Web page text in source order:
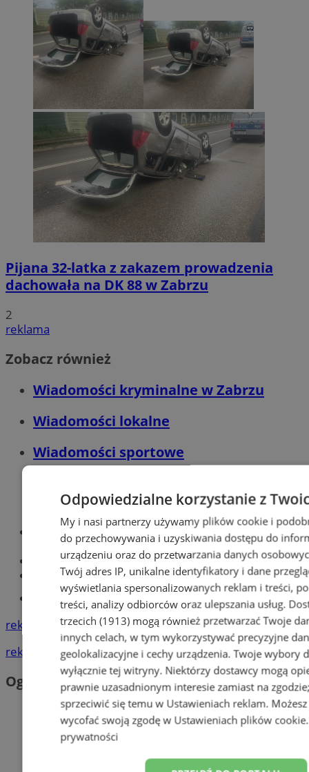
Pijana 32-latka z zakazem prowadzenia
dachowała na DK 88 w Zabrzu
2
reklama
Zobacz również
Wiadomości kryminalne w Zabrzu
Wiadomości lokalne
Wiadomości sportowe
Optyk, okulista
Zabrze
Największy sklep z częściami online!
Książeczka sanepidowska
Tworzenie stron www -Zabrze
reklama
reklama
Ogłoszenia
Odpowiedzialne korzystanie z
My i nasi partnerzy używamy plików cookie i
do przechowywania i uzyskiwania dostępu do
urządzeniu oraz do przetwarzania danych
Twój adres IP, unikalne identyfikatory i dane
wyświetlania spersonalizowanych reklam i treści,
treści, analizy odbiorców oraz ulepszania usług.
trzecich (1913) mogą również przetwarzać Twoje
innych celach, w tym wykorzystywać precyzyjne
geolokalizacyjne i cechy urządzenia. Twoje wybory
wyłącznie tej witryny. Niektórzy dostawcy mogą
prawnie uzasadnionym interesie zamiast na
sprzeciwić się temu w Ustawieniach reklam.
wycofać swoją zgodę w Ustawieniach plików cookie
prywatności